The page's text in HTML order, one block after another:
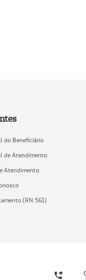
do Beneficiário
de Atendimento
Atendimento
(RN 561)